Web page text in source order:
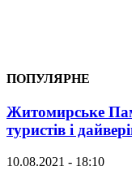
ПОПУЛЯРНЕ
Житомирське
туристів і
10.08.2021 - 18:10